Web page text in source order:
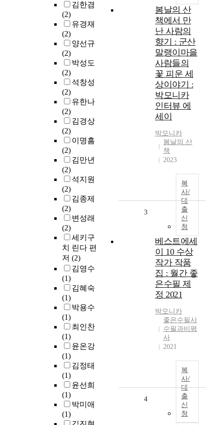
김한겸
(2)
유경재
(2)
양선규
(2)
박성도
(2)
석창성
(2)
유한나
(2)
김경상
(2)
이명흠
(2)
김만년
(2)
석지원
(2)
김종제
(2)
변성래
(2)
세키구
치 린다 편
저 (2)
김영수
(1)
김혜숙
(1)
박용수
(1)
최인찬
(1)
윤온강
(1)
김정태
(1)
윤선희
(1)
박미애
(1)
봄날의 산
책에서 만
난 사람의
향기 : 군산
말랭이마을
사람들의
꽃 피운 세
상이야기 :
박모니카
인터뷰 에
세이
박모니카
봄날의 산
책
2023
복
사/
대
출
신
청
3
베스트에세
이 10 수상
작가 작품
집 : 월간 좋
은수필 제
정 2021
박모니카
좋은수필사
수필과비평
사
2021
복
사/
대
출
신
청
4